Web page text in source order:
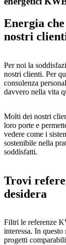
Energia
nostri
Per noi la
nostri clienti. Per
consulenza
davvero nella vita
Molti dei nostri
loro porte e
vedere come i
sostenibile nella
soddisfatti.
Trovi
desidera
Filtri le referenze
interessa. In
progetti